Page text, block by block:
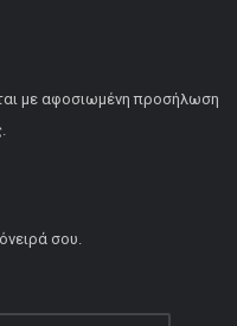
με αφοσιωμένη προσήλωση
σου.